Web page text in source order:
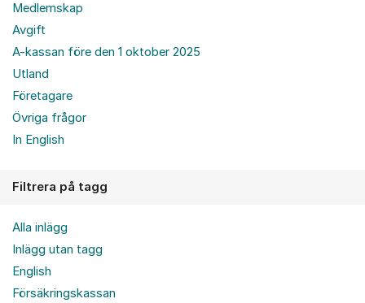
Medlemskap
Avgift
A-kassan före den 1 oktober 2025
Utland
Företagare
Övriga frågor
In English
Filtrera på tagg
Alla inlägg
Inlägg utan tagg
English
Försäkringskassan